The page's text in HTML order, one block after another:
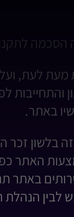
מעת לעת,
באתר.
בלשון זכר
האתר
באתר
לבין